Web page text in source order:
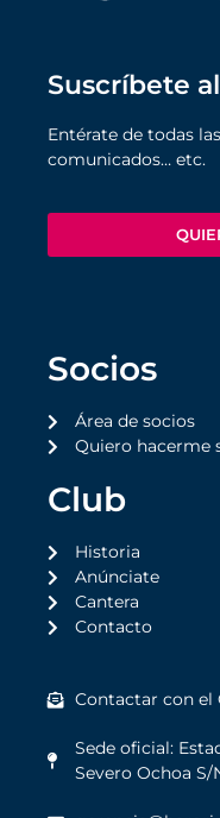
Suscríbete
Entérate de todas
comunicados… etc.
Socios
Área de socios
Quiero hacerme
Club
Historia
Anúnciate
Cantera
Contacto
Contactar con el
Sede oficial:
Severo Ochoa S/